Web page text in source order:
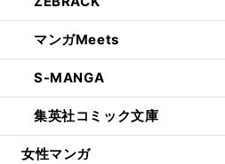
マンガMeets
S-MANGA
集英社コミック文庫
女性マンガ